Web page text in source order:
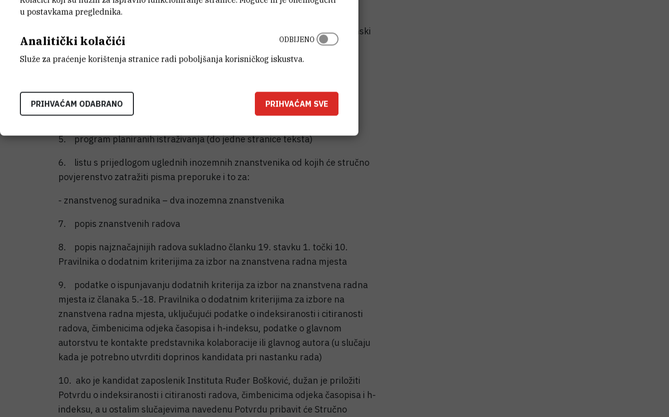
Uz prijavu na natječaj treba priložiti:
1. životopis - opći podaci, podaci o školovanju, stečena sprema i akademski
stupanj doktora znanosti, dosadašnje kretanje u službi
3. sažetak znanstvene djelatnosti od zadnjeg izbora
4. podatke o udovoljavanju kriterija iz Nacionalnih kriterija
5. program planiranih istraživanja (do jedne stranice teksta)
6. listu s prijedlogom uglednih inozemnih znanstvenika od kojih će stručno
povjerenstvo zatražiti pisma preporuke i to za:
- znanstvenog suradnika – dva inozemna znanstvenika
7. popis znanstvenih radova
8. popis najznačajnijih radova sukladno članku 19. stavku 1. točki 10.
Pravilnika o dodatnim kriterijima za izbor na znanstvena radna mjesta
9. podatke o ispunjavanju dodatnih kriterija za izbor na znanstvena radna
mjesta iz članaka 5.-18. Pravilnika o dodatnim kriterijima za izbore na
znanstvena radna mjesta, uključujući podatke o indeksiranosti i citiranosti
radova, čimbenicima odjeka časopisa i h-indeksu, podatke o glavnom
autorstvu te kontakte predstavnika kolaboracije ili glavnog autora (u slučaju
kada je potrebno utvrditi doprinos kandidata pri nastanku rada)
10. ako je kandidat zaposlenik Instituta Ruđer Bošković, dužan je priložiti
Potvrdu o indeksiranosti i citiranosti radova, čimbenicima odjeka časopisa i h-
indeksu, a u ostalim slučajevima navedenu Potvrdu pribavit će Stručno
u postavkama preglednika.
Analitički kolačići
Služe za praćenje korištenja stranice radi poboljšanja korisničkog iskustva.
ODBIJENO
PRIHVAĆAM ODABRANO PRIHVAĆAM SVE